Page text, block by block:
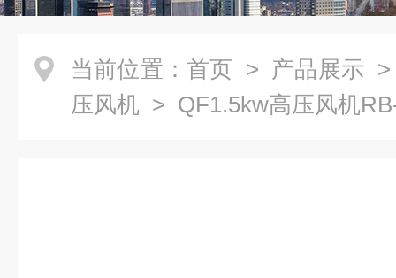
当前位置： 首页 > 产品展示
压风机 > QF1.5kw高压风机